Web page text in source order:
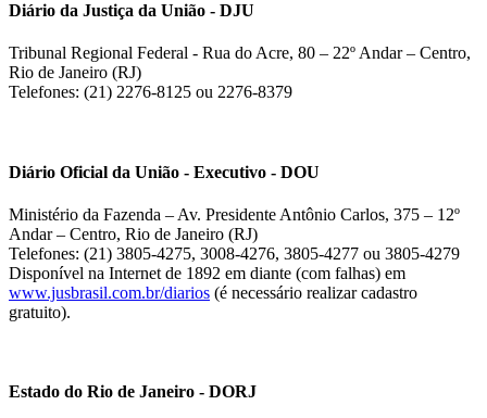
Diário da Justiça da União - DJU
Tribunal Regional Federal - Rua do Acre, 80 – 22º Andar – Centro,
Rio de Janeiro (RJ)
Telefones: (21) 2276-8125 ou 2276-8379
Diário Oficial da União - Executivo - DOU
Ministério da Fazenda – Av. Presidente Antônio Carlos, 375 – 12º
Andar – Centro, Rio de Janeiro (RJ)
Telefones: (21) 3805-4275, 3008-4276, 3805-4277 ou 3805-4279
Disponível na Internet de 1892 em diante (com falhas) em
www.jusbrasil.com.br/diarios (é necessário realizar cadastro
gratuito).
Estado do Rio de Janeiro - DORJ